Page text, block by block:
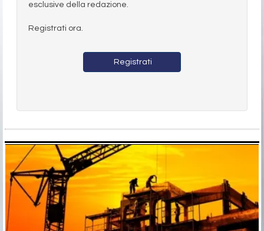
esclusive della redazione.
Registrati ora.
Registrati